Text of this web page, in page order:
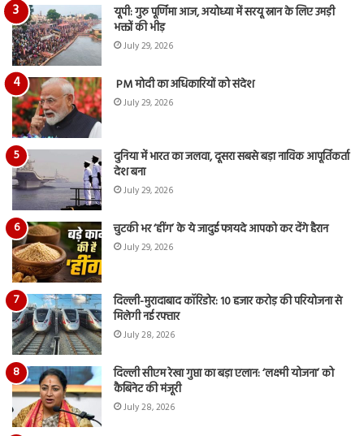
यूपी: गुरु पूर्णिमा आज, अयोध्या में सरयू स्नान के लिए उमड़ी
भक्तों की भीड़
July 29, 2026
PM मोदी का अधिकारियों को संदेश
July 29, 2026
दुनिया में भारत का जलवा, दूसरा सबसे बड़ा नाविक आपूर्तिकर्ता
देश बना
July 29, 2026
चुटकी भर ‘हींग’ के ये जादुई फायदे आपको कर देंगे हैरान
July 29, 2026
दिल्ली-मुरादाबाद कॉरिडोर: 10 हजार करोड़ की परियोजना से
मिलेगी नई रफ्तार
July 28, 2026
दिल्ली सीएम रेखा गुप्ता का बड़ा एलान: ‘लक्ष्मी योजना’ को
कैबिनेट की मंजूरी
July 28, 2026